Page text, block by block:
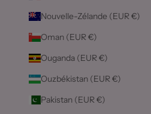
Nouvelle-Zélande (EUR €)
Oman (EUR €)
Ouganda (EUR €)
Ouzbékistan (EUR €)
Pakistan (EUR €)